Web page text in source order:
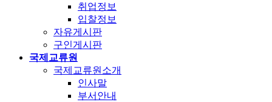
취업정보
입찰정보
자유게시판
구인게시판
국제교류원
국제교류원소개
인사말
부서안내